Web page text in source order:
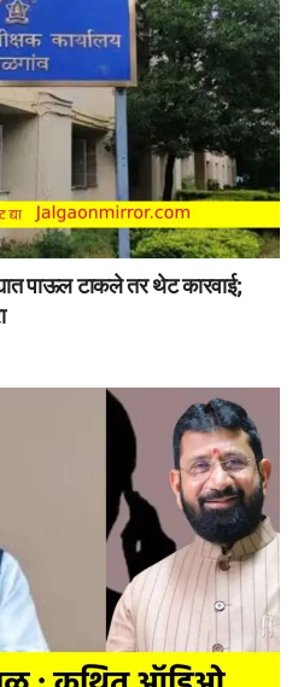
पाऊल टाकले तर थेट कारवाई;